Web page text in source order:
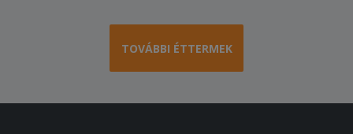
TOVÁBBI ÉTTERMEK